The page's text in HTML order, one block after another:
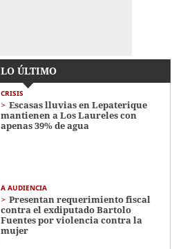
LO ÚLTIMO
CRISIS
Escasas lluvias en Lepaterique
mantienen a Los Laureles con
apenas 39% de agua
A AUDIENCIA
Presentan requerimiento fiscal
contra el exdiputado Bartolo
Fuentes por violencia contra la
mujer